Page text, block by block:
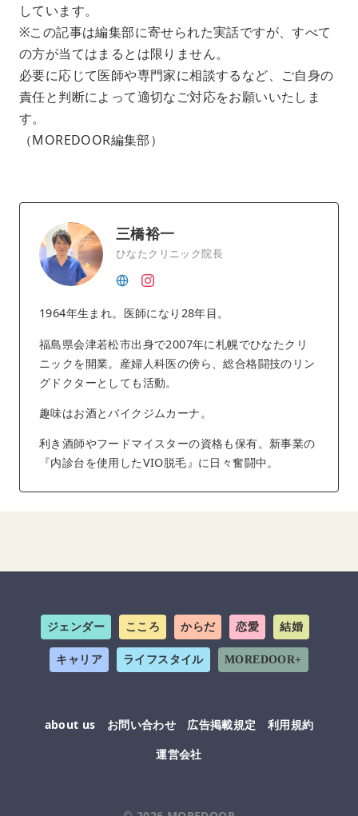
しています。
※この記事は編集部に寄せられた実話ですが、すべて
の方が当てはまるとは限りません。
必要に応じて医師や専門家に相談するなど、ご自身の
責任と判断によって適切なご対応をお願いいたしま
す。
（MOREDOOR編集部）
三橋裕一
ひなたクリニック院長
1964年生まれ。医師になり28年目。
福島県会津若松市出身で2007年に札幌でひなたクリ
ニックを開業。産婦人科医の傍ら、総合格闘技のリン
グドクターとしても活動。
趣味はお酒とバイクジムカーナ。
利き酒師やフードマイスターの資格も保有。新事業の
『内診台を使用したVIO脱毛』に日々奮闘中。
ジェンダー こころ からだ 恋愛 結婚
キャリア ライフスタイル MOREDOOR+
about us お問い合わせ 広告掲載規定
利用規約
運営会社